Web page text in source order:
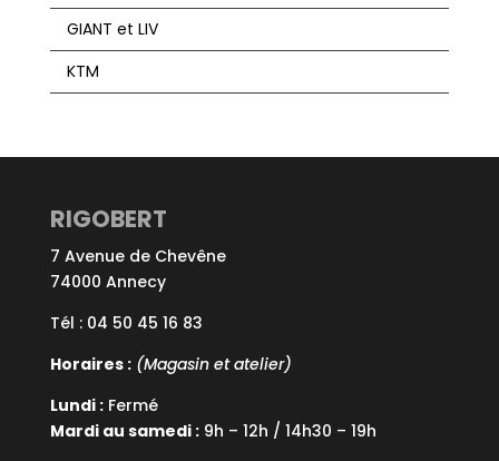
GIANT et LIV
KTM
RIGOBERT
7 Avenue de Chevêne
74000 Annecy
Tél : 04 50 45 16 83
Horaires :(Magasin et atelier)
Lundi :Fermé
Mardi au samedi :9h – 12h / 14h30 – 19h